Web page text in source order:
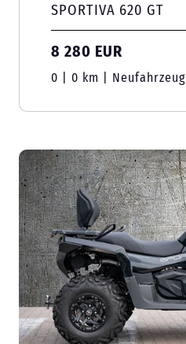
SPORTIVA 620 GT
8 280 EUR
0 | 0 km | Neufahrzeug